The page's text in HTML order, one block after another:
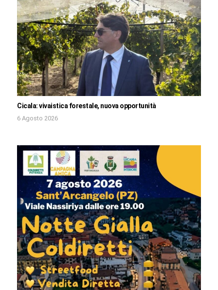
Cicala: vivaistica forestale, nuova opportunità
6 Agosto 2026